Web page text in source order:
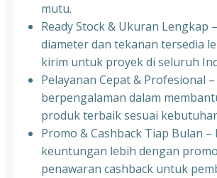
mutu.
Ready Stock & Ukuran Lengkap
diameter dan tekanan tersedia
kirim untuk proyek di seluruh
Pelayanan Cepat & Profesional
berpengalaman dalam
produk terbaik sesuai
Promo & Cashback Tiap Bulan –
keuntungan lebih dengan
penawaran cashback untuk